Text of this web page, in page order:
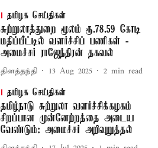
தமிழக செய்திகள்
சுற்றுலாத்துறை மூலம் ரூ.78.59 கோடி
மதிப்பீட்டில் வளர்ச்சிப் பணிகள் -
அமைச்சர் ராஜேந்திரன் தகவல்
தினத்தந்தி 13 Aug 2025 2 min read
தமிழக செய்திகள்
தமிழ்நாடு சுற்றுலா வளர்ச்சிக்கழகம்
சிறப்பான முன்னேற்றத்தை அடைய
வேண்டும்: அமைச்சர் அறிவுறுத்தல்